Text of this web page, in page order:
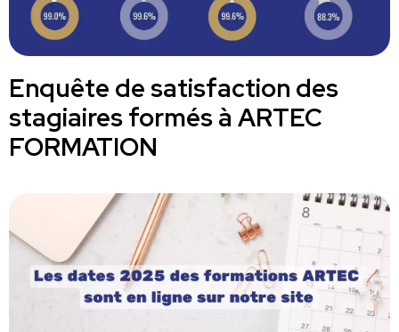
Enquête de satisfaction des
stagiaires formés à ARTEC
FORMATION